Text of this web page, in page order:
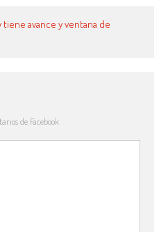
avance y ventana de
de Facebook